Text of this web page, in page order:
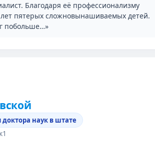
Благодаря её профессионализму
пятерых сложновынашиваемых детей.
побольше…»
наук в штате